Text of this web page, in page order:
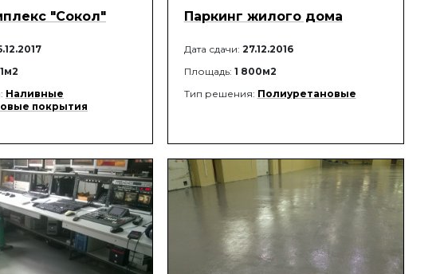
"Сокол"
Наливные
покрытия
Паркинг жилого дома
Дата сдачи: 27.12.2016
Площадь: 1 800м2
Тип решения: Полиуретановые